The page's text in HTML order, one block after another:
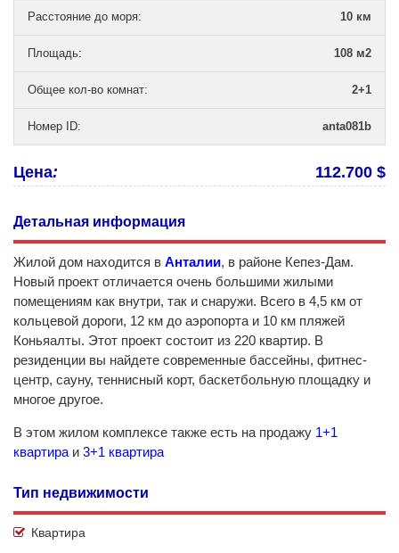
Расстояние до моря: 10 км
Площадь: 108 м2
Общее кол-во комнат: 2+1
Номер ID: anta081b
Цена: 112.700 $
Детальная информация
Жилой дом находится в Анталии, в районе Кепез-Дам.
Новый проект отличается очень большими жилыми
помещениям как внутри, так и снаружи. Всего в 4,5 км от
кольцевой дороги, 12 км до аэропорта и 10 км пляжей
Коньяалты. Этот проект состоит из 220 квартир. В
резиденции вы найдете современные бассейны, фитнес-
центр, сауну, теннисный корт, баскетбольную площадку и
многое другое.
В этом жилом комплексе также есть на продажу 1+1
квартира и 3+1 квартира
Тип недвижимости
Квартира